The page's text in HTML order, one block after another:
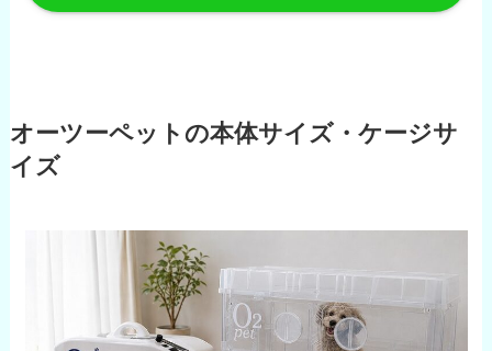
オーツーペットの本体サイズ・ケージサ
イズ